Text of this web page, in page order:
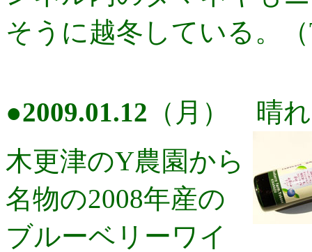
そうに越冬している。
●2009.01.12 （月） 晴
木更津のY農園から
名物の2008年産の
ブルーベリーワイ